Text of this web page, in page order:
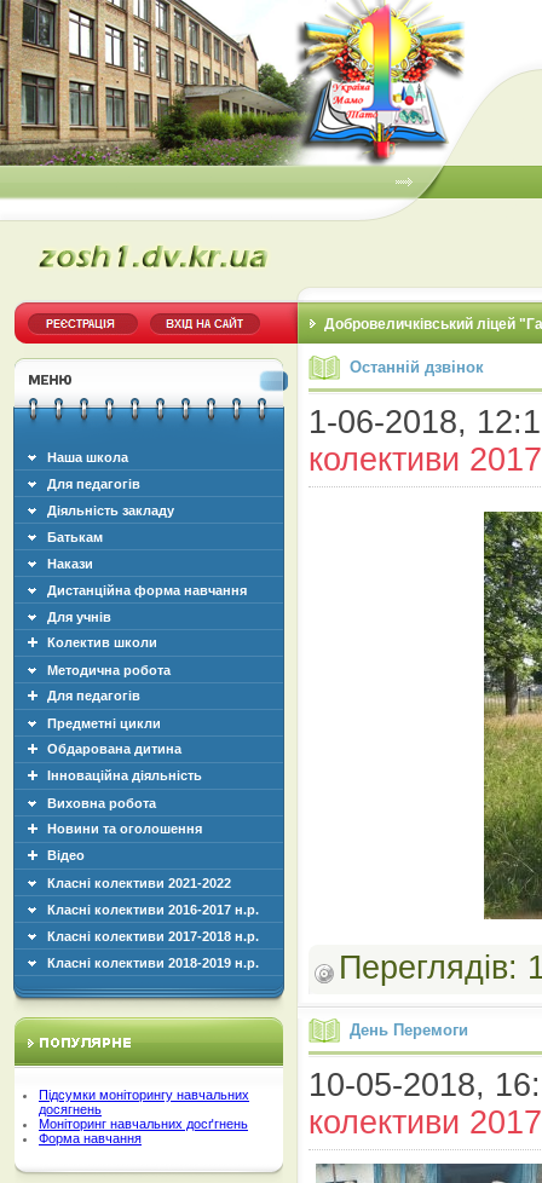
Добровеличківський ліцей
Наша школа
Для педагогів
Діяльність закладу
Батькам
Накази
Дистанційна форма навчання
Для учнів
Колектив школи
Методична робота
Для педагогів
Предметні цикли
Обдарована дитина
Інноваційна діяльність
Виховна робота
Новини та оголошення
Відео
Класні колективи 2021-2022
Класні колективи 2016-2017 н.р.
Класні колективи 2017-2018 н.р.
Класні колективи 2018-2019 н.р.
Підсумки моніторингу навчальних
досягнень
Моніторинг навчальних досґгнень
Форма навчання
Останній дзвінок
1-06-2018,
колективи
День Перемоги
10-05-2018,
колективи